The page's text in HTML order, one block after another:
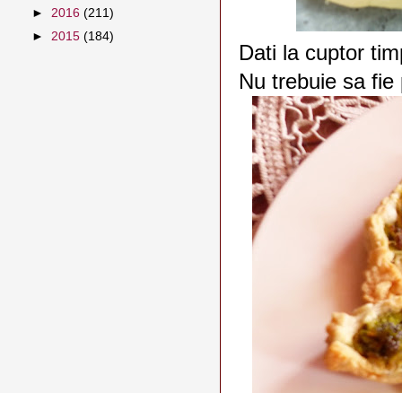
Dati la cuptor
Nu trebuie sa
► 2016 (211)
► 2015 (184)